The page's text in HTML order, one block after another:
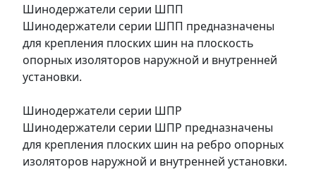
Шинодержатели серии ШПП
Шинодержатели серии ШПП предназначены
для крепления плоских шин на плоскость
опорных изоляторов наружной и внутренней
установки.
Шинодержатели серии ШПР
Шинодержатели серии ШПР предназначены
для крепления плоских шин на ребро опорных
изоляторов наружной и внутренней установки.